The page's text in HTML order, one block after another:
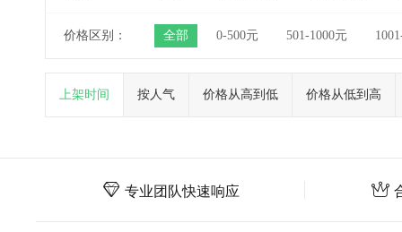
价格区别： 全部 0-500元 501-1000元
上架时间 按人气 价格从高到低 价格从低到高
专业团队快速响应